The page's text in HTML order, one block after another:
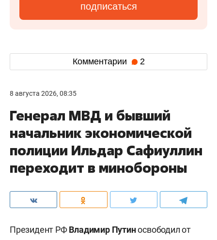
подписаться
Комментарии 2
8 августа 2026, 08:35
Генерал МВД и бывший
начальник экономической
полиции Ильдар Сафиуллин
переходит в минобороны
Президент РФВладимир Путиносвободил от